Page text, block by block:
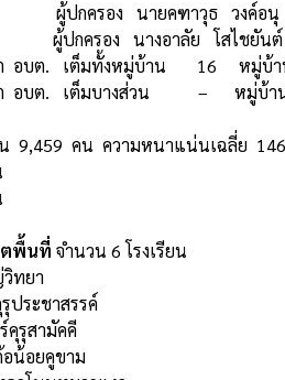
ำ ผู้ปกครอง นายคฑาวุธ วงค์
ด ผู้ปกครอง นางอาลัย โสไช
ขต อบต. เต็มทั้งหมู่บ้าน 16 หมู่
เขต อบต. เต็มบางส่วน – ห
9,459 คน ความหนาแน่นเฉลี่ย
ตพื้นที่ จำนวน 6 โรงเรียน
วิทยา
ประชาสรรค์
คุรุสามัคคี
อน้อยคูขาม